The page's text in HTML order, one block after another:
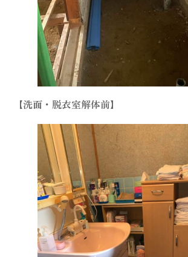
【洗面・脱衣室解体前】